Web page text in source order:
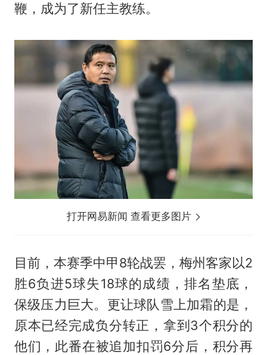
鞭，成为了新任主教练。
打开网易新闻 查看更多图片
目前，本赛季中甲8轮战罢，梅州客家以2
胜6负进5球失18球的成绩，排名垫底，
保级压力巨大。更让球队雪上加霜的是，
原本已经完成负分转正，拿到3个积分的
他们，此番在被追加扣罚6分后，积分再